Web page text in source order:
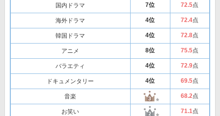
国内ドラマ 7位 72.5点
海外ドラマ 4位 72.4点
韓国ドラマ 4位 72.8点
アニメ 8位 75.5点
バラエティ 4位 72.9点
ドキュメンタリー 4位 69.5点
音楽 68.2点
お笑い 71.1点